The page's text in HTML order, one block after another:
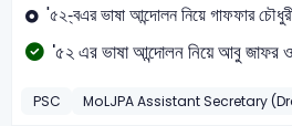
'৫২-্বএর ভাষা আন্দোলন নিয়ে গাফফার চৌধুরী
'৫২ এর ভাষা আন্দোলন নিয়ে আবু জাফর
PSC MoLJPA Assistant Secretary